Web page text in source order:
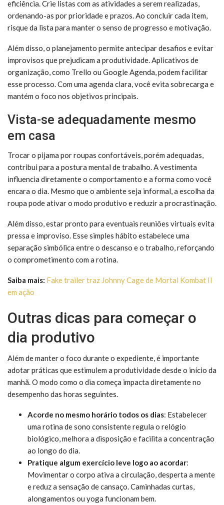
eficiência. Crie listas com as atividades a serem realizadas,
ordenando-as por prioridade e prazos. Ao concluir cada item,
risque da lista para manter o senso de progresso e motivação.
Além disso, o planejamento permite antecipar desafios e evitar
improvisos que prejudicam a produtividade. Aplicativos de
organização, como Trello ou Google Agenda, podem facilitar
esse processo. Com uma agenda clara, você evita sobrecarga e
mantém o foco nos objetivos principais.
Vista-se adequadamente mesmo
em casa
Trocar o pijama por roupas confortáveis, porém adequadas,
contribui para a postura mental de trabalho. A vestimenta
influencia diretamente o comportamento e a forma como você
encara o dia. Mesmo que o ambiente seja informal, a escolha da
roupa pode ativar o modo produtivo e reduzir a procrastinação.
Além disso, estar pronto para eventuais reuniões virtuais evita
pressa e improviso. Esse simples hábito estabelece uma
separação simbólica entre o descanso e o trabalho, reforçando
o comprometimento com a rotina.
Saiba mais: Fake trailer traz Johnny Cage de Mortal Kombat II
em ação
Outras dicas para começar o
dia produtivo
Além de manter o foco durante o expediente, é importante
adotar práticas que estimulem a produtividade desde o início da
manhã. O modo como o dia começa impacta diretamente no
desempenho das horas seguintes.
Acorde no mesmo horário todos os dias: Estabelecer
uma rotina de sono consistente regula o relógio
biológico, melhora a disposição e facilita a concentração
ao longo do dia.
Pratique algum exercício leve logo ao acordar:
Movimentar o corpo ativa a circulação, desperta a mente
e reduz a sensação de cansaço. Caminhadas curtas,
alongamentos ou yoga funcionam bem.